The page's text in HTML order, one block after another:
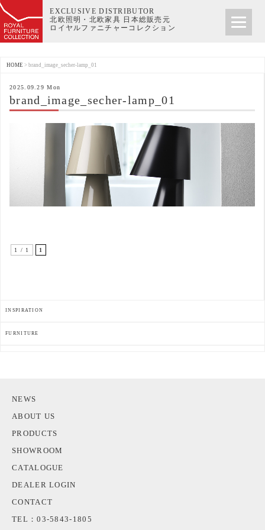
EXCLUSIVE DISTRIBUTOR
北欧照明・北欧家具 日本総販売元
ロイヤルファニチャーコレクション
HOME > brand_image_secher-lamp_01
2025.09.29 Mon
brand_image_secher-lamp_01
1 / 1 1
INSPIRATION
FURNITURE
NEWS
ABOUT US
PRODUCTS
SHOWROOM
CATALOGUE
DEALER LOGIN
CONTACT
TEL：03-5843-1805